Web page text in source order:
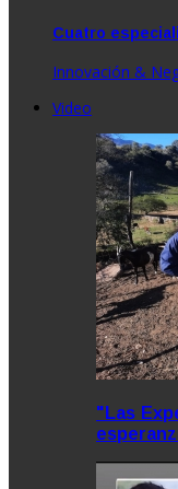
Cuatro
Innovación &
Video
"Las